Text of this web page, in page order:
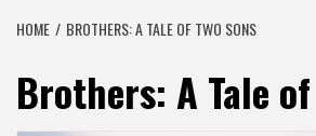
HOME BROTHERS: A TALE OF TWO SONS
Brothers: A Tale